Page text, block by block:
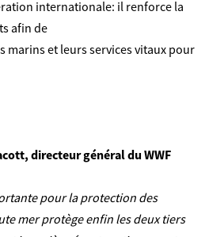
internationale: il renforce la
afin de
marins et leurs services vitaux pour
directeur général du WWF
pour la protection des
mer protège enfin les deux tiers